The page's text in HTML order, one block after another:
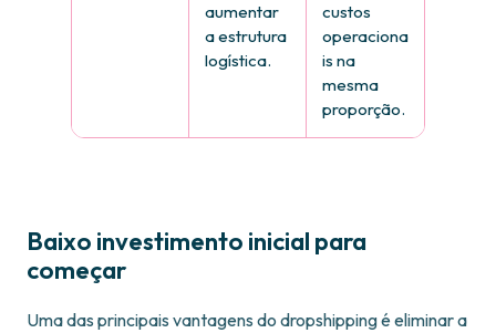
aumentar
a estrutura
logística.
custos
operaciona
is na
mesma
proporção.
Baixo investimento inicial para
começar
Uma das principais vantagens do dropshipping é eliminar a